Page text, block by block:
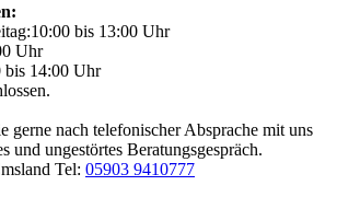
10:00 bis 13:00 Uhr
Uhr
bis 14:00 Uhr
gerne nach telefonischer Absprache mit uns
und ungestörtes Beratungsgespräch.
Tel: 05903 9410777